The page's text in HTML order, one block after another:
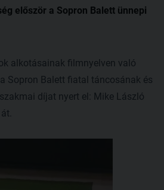
először a Sopron Balett ünnepi
alkotásainak filmnyelven való
Sopron Balett fiatal táncosának és
díjat nyert el: Mike László